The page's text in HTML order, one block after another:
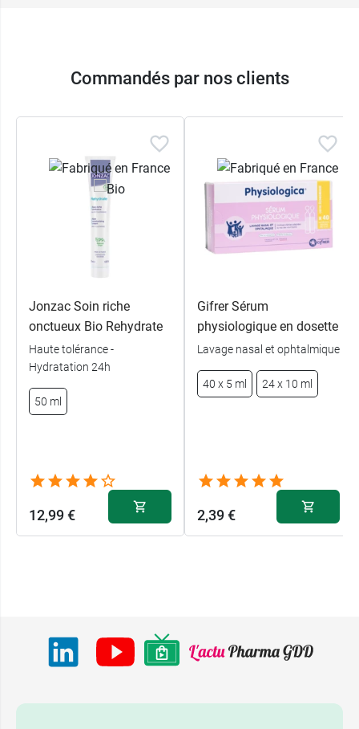
Commandés par nos clients
Jonzac Soin riche
onctueux Bio Rehydrate
Haute tolérance -
Hydratation 24h
50 ml
12,99 €
Gifrer Sérum
physiologique en dosette
Lavage nasal et ophtalmique
40 x 5 ml 24 x 10 ml
2,39 €